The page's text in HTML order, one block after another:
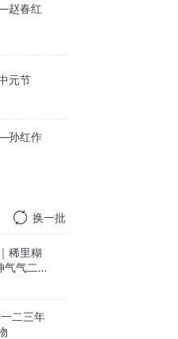
赵春红
元节
孙红作
换一批
稀里糊
气气二年
二三年